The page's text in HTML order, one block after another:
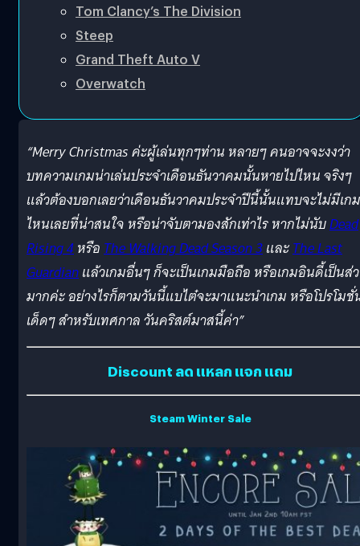
Tom Clancy’s The Division
Steep
Grand Theft Auto V
Overwatch
“Merry Christmas ค่ะผู้เล่นทุกๆท่าน หลายๆ คนอาจจะงงว่า
บทความเกมน่าเล่นประจำเดือนธันวาคมนั้นหายไปไหน จริงๆ
แล้วต้องบอกเลยว่าเดือนธันวาคมประจำปีนี้นั้นแทบจะไม่มีเกม
ไหนเลยที่น่าสนใจ หรือน่าจับตามองสักเท่าไร หากไม่นับDead
Rising 4หรือThe Walking Dead Season 3และThe Last
Guardianแล้วเกมอื่นๆ ก็จะเป็นเกมมือถือ หรือเกมอินดี้เป็นส่
มากค่ะ อย่างไรก็ตามวันนี้แบไต๋จะมาแนะนำเกม หรือโปรโมชั่
เด็ดๆ สำหรับเทศกาล วันคริสต์มาสนี้ค่า”
Discount ลด แหลก แจก แถม
Steam Winter Sale